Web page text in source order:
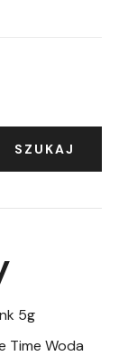
SZUKAJ
5g
Time Woda